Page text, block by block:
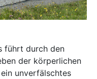
führt durch den
der körperlichen
unverfälschtes